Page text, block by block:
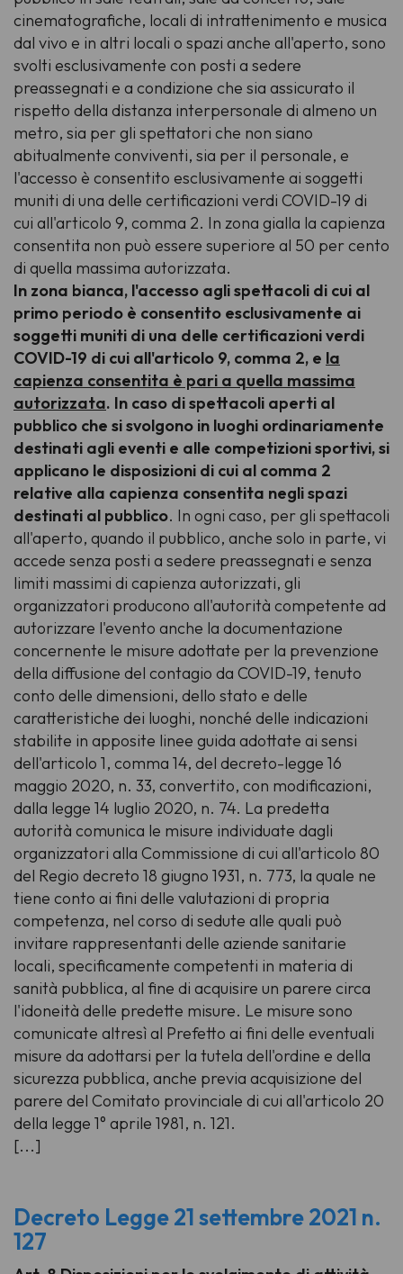
cinematografiche, locali di intrattenimento e musica
dal vivo e in altri locali o spazi anche all'aperto, sono
svolti esclusivamente con posti a sedere
preassegnati e a condizione che sia assicurato il
rispetto della distanza interpersonale di almeno un
metro, sia per gli spettatori che non siano
abitualmente conviventi, sia per il personale, e
l'accesso è consentito esclusivamente ai soggetti
muniti di una delle certificazioni verdi COVID-19 di
cui all'articolo 9, comma 2. In zona gialla la capienza
consentita non può essere superiore al 50 per cento
di quella massima autorizzata.
In zona bianca, l'accesso agli spettacoli di cui al
primo periodo è consentito esclusivamente ai
soggetti muniti di una delle certificazioni verdi
COVID-19 di cui all'articolo 9, comma 2, e la
capienza consentita è pari a quella massima
autorizzata. In caso di spettacoli aperti al
pubblico che si svolgono in luoghi ordinariamente
destinati agli eventi e alle competizioni sportivi, si
applicano le disposizioni di cui al comma 2
relative alla capienza consentita negli spazi
destinati al pubblico. In ogni caso, per gli spettacoli
all'aperto, quando il pubblico, anche solo in parte, vi
accede senza posti a sedere preassegnati e senza
limiti massimi di capienza autorizzati, gli
organizzatori producono all'autorità competente ad
autorizzare l'evento anche la documentazione
concernente le misure adottate per la prevenzione
della diffusione del contagio da COVID-19, tenuto
conto delle dimensioni, dello stato e delle
caratteristiche dei luoghi, nonché delle indicazioni
stabilite in apposite linee guida adottate ai sensi
dell'articolo 1, comma 14, del decreto-legge 16
maggio 2020, n. 33, convertito, con modificazioni,
dalla legge 14 luglio 2020, n. 74. La predetta
autorità comunica le misure individuate dagli
organizzatori alla Commissione di cui all'articolo 80
del Regio decreto 18 giugno 1931, n. 773, la quale ne
tiene conto ai fini delle valutazioni di propria
competenza, nel corso di sedute alle quali può
invitare rappresentanti delle aziende sanitarie
locali, specificamente competenti in materia di
sanità pubblica, al fine di acquisire un parere circa
l'idoneità delle predette misure. Le misure sono
comunicate altresì al Prefetto ai fini delle eventuali
misure da adottarsi per la tutela dell'ordine e della
sicurezza pubblica, anche previa acquisizione del
parere del Comitato provinciale di cui all'articolo 20
della legge 1° aprile 1981, n. 121.
[...]
Decreto Legge 21 settembre 2021 n.
127